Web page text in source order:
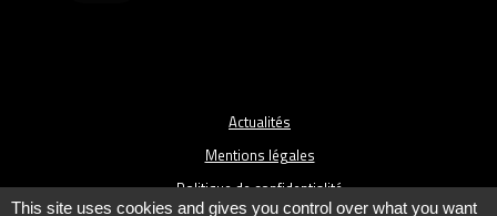
Actualités
Mentions légales
Politique de confidentialité
This site uses cookies and gives you control over what you want